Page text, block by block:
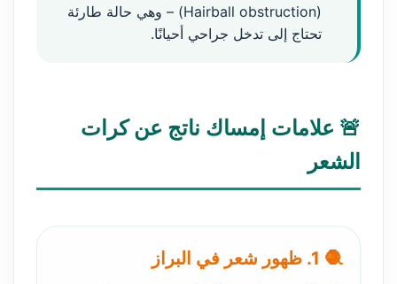
(Hairball obstruction) – وهي حالة طارئة
تحتاج إلى تدخل جراحي أحيانًا.
🚨 علامات إمساك ناتج عن كرات
الشعر
🧶 1. ظهور شعر في البراز